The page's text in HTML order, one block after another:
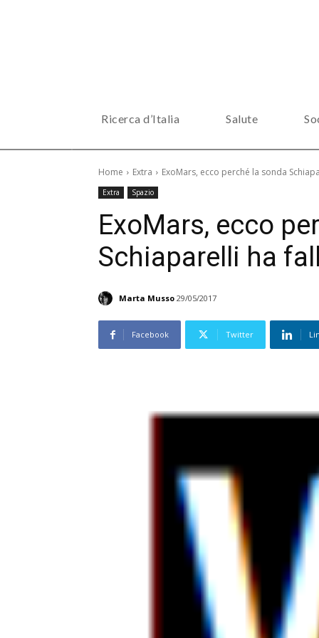
Ricerca d’Italia Salute
Home Extra ExoMars, ecco perché la sonda
Extra Spazio
ExoMars, ecco
Schiaparelli ha
Marta Musso 29/05/2017
Facebook Twitter